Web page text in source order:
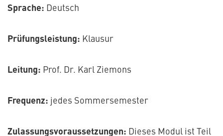
Sprache: Deutsch
Prüfungsleistung: Klausur
Leitung: Prof. Dr. Karl Ziemons
Frequenz: jedes Sommersemester
Zulassungsvoraussetzungen: Dieses Modul ist Teil